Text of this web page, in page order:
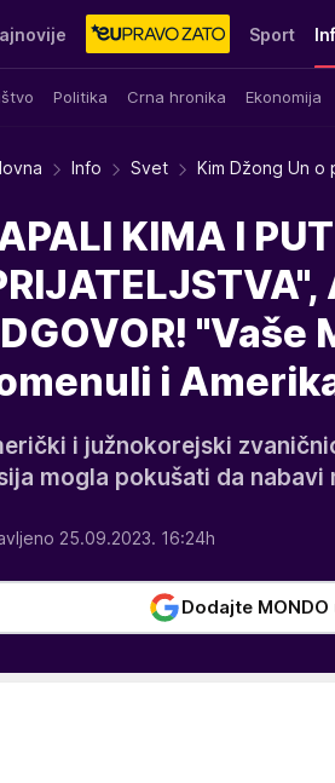
Sport
Politika Crna hronika Ekonomija
ukusa Yumama
Info Svet Kim Džong Un o
KIMA I
"Vaše
i
i južnokorejski
mogla pokušati da
25.09.2023. 16:24h
Dodajte